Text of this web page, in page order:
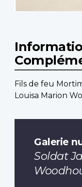
Fils de feu
Louisa Marion
Galerie
Soldat